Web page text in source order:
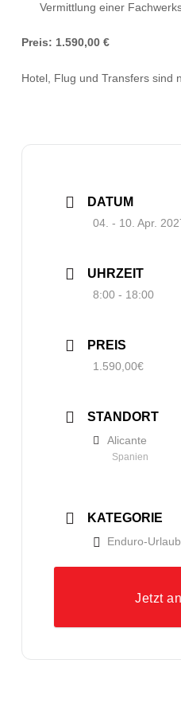
Vermittlung einer
Preis: 1.590,00 €
Hotel, Flug und Transfers sind
DATUM
04. - 10. Apr.
UHRZEIT
8:00 - 18:00
PREIS
1.590,00€
STANDORT
Alicante
Spanien
KATEGORIE
Enduro-Urlaub
Jetzt